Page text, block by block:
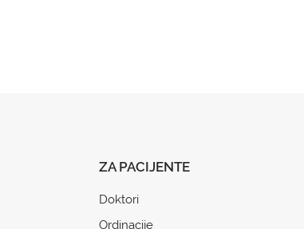
ZA PACIJENTE
Doktori
Ordinacije